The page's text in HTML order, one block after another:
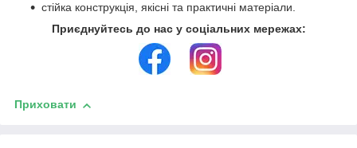
стійка конструкція, якісні та практичні матеріали.
Приєднуйтесь до нас у соціальних мережах:
Приховати